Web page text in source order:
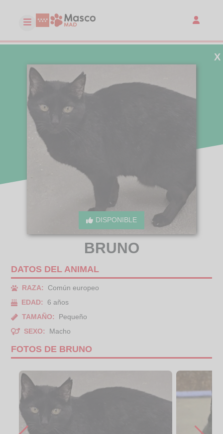
DISPONIBLE
X
BRUNO
DATOS DEL ANIMAL
RAZA:
Común europeo
EDAD:
6 años
TAMAÑO:
Pequeño
SEXO:
Macho
FOTOS DE BRUNO